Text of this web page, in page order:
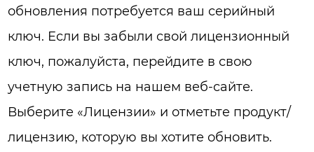
обновления потребуется ваш серийный
ключ. Если вы забыли свой лицензионный
ключ, пожалуйста, перейдите в свою
учетную запись на нашем веб-сайте.
Выберите «Лицензии» и отметьте продукт/
лицензию, которую вы хотите обновить.